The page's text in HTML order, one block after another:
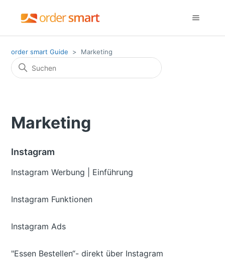
order smart Guide Marketing
Marketing
Instagram
Instagram Werbung | Einführung
Instagram Funktionen
Instagram Ads
"Essen Bestellen“- direkt über Instagram